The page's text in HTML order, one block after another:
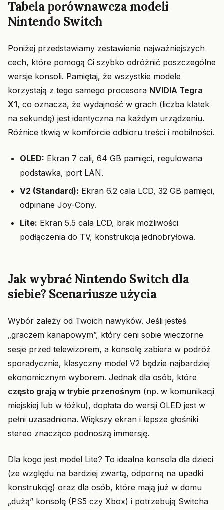
Tabela porównawcza modeli
Nintendo Switch
Poniżej przedstawiamy zestawienie najważniejszych
cech, które pomogą Ci szybko odróżnić poszczególne
wersje konsoli. Pamiętaj, że wszystkie modele
korzystają z tego samego procesora NVIDIA Tegra
X1, co oznacza, że wydajność w grach (liczba klatek
na sekundę) jest identyczna na każdym urządzeniu.
Różnice tkwią w komforcie odbioru treści i mobilności.
OLED: Ekran 7 cali, 64 GB pamięci, regulowana
podstawka, port LAN.
V2 (Standard): Ekran 6.2 cala LCD, 32 GB pamięci,
odpinane Joy-Cony.
Lite: Ekran 5.5 cala LCD, brak możliwości
podłączenia do TV, konstrukcja jednobryłowa.
Jak wybrać Nintendo Switch dla
siebie? Scenariusze użycia
Wybór zależy od Twoich nawyków. Jeśli jesteś
„graczem kanapowym”, który ceni sobie wieczorne
sesje przed telewizorem, a konsolę zabiera w podróż
sporadycznie, klasyczny model V2 będzie najbardziej
ekonomicznym wyborem. Jednak dla osób, które
często grają w trybie przenośnym (np. w komunikacji
miejskiej lub w łóżku), dopłata do wersji OLED jest w
pełni uzasadniona. Większy ekran i lepsze głośniki
stereo znacząco podnoszą immersję.
Dla kogo jest model Lite? To idealna konsola dla dzieci
(ze względu na bardziej zwartą, odporną na upadki
konstrukcję) oraz dla osób, które mają już w domu
„dużą” konsolę (PS5 czy Xbox) i potrzebują Switcha